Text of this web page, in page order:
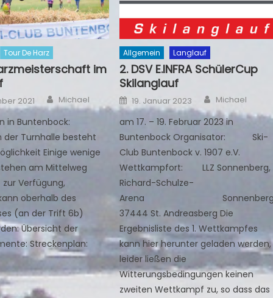
Tour De Harz
im
2021 Author
Michael
in Buntenbock:
der Turnhalle besteht
Einige wenige
am Mittelweg
Verfügung,
oberhalb des
(an der Trift 6b)
Übersicht der
Streckenplan:
Allgemein Langlauf
2. DSV E.INFRA SchülerCup
Skilanglauf
Posted
on
19. Januar 2023 Author
Michael
am 17. – 19. Februar 2023 in
Buntenbock Organisator: Ski-
Club Buntenbock v. 1907 e.V.
Wettkampfort: LLZ Sonnenberg,
Richard-Schulze-
Arena
37444 St. Andreasberg Die
Ergebnisliste des 1. Wettkampfes
kann hier herunter geladen werden,
leider ließen die
Witterungsbedingungen keinen
zweiten Wettkampf zu, so dass das